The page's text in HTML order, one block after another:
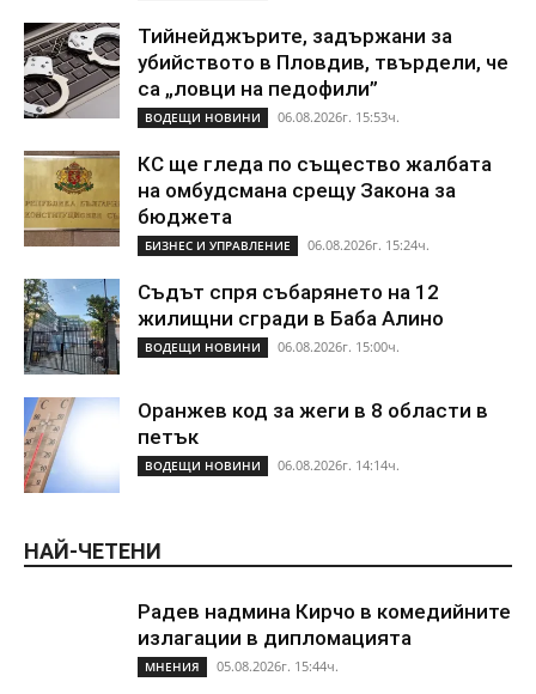
Тийнейджърите, задържани за
убийството в Пловдив, твърдели, че
са „ловци на педофили”
ВОДЕЩИ НОВИНИ 06.08.2026г. 15:53ч.
КС ще гледа по същество жалбата
на омбудсмана срещу Закона за
бюджета
БИЗНЕС И УПРАВЛЕНИЕ 06.08.2026г. 15:24ч.
Съдът спря събарянето на 12
жилищни сгради в Баба Алино
ВОДЕЩИ НОВИНИ 06.08.2026г. 15:00ч.
Оранжев код за жеги в 8 области в
петък
ВОДЕЩИ НОВИНИ 06.08.2026г. 14:14ч.
НАЙ-ЧЕТЕНИ
Радев надмина Кирчо в комедийните
излагации в дипломацията
МНЕНИЯ 05.08.2026г. 15:44ч.